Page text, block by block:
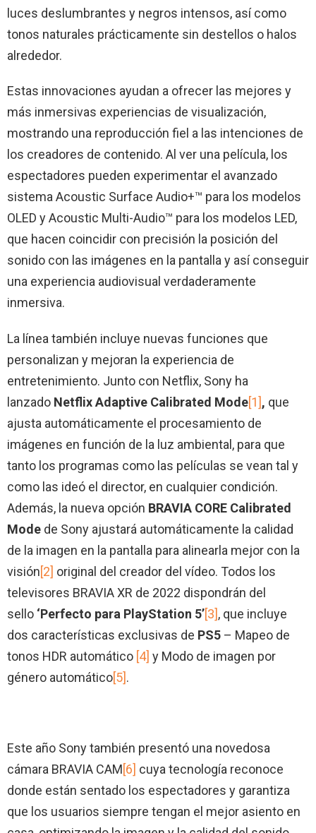
luces deslumbrantes y negros intensos, así como
tonos naturales prácticamente sin destellos o halos
alrededor.
Estas innovaciones ayudan a ofrecer las mejores y
más inmersivas experiencias de visualización,
mostrando una reproducción fiel a las intenciones de
los creadores de contenido. Al ver una película, los
espectadores pueden experimentar el avanzado
sistema Acoustic Surface Audio+™ para los modelos
OLED y Acoustic Multi-Audio™ para los modelos LED,
que hacen coincidir con precisión la posición del
sonido con las imágenes en la pantalla y así conseguir
una experiencia audiovisual verdaderamente
inmersiva.
La línea también incluye nuevas funciones que
personalizan y mejoran la experiencia de
entretenimiento. Junto con Netflix, Sony ha
lanzado Netflix Adaptive Calibrated Mode[1], que
ajusta automáticamente el procesamiento de
imágenes en función de la luz ambiental, para que
tanto los programas como las películas se vean tal y
como las ideó el director, en cualquier condición.
Además, la nueva opción BRAVIA CORE Calibrated
Mode de Sony ajustará automáticamente la calidad
de la imagen en la pantalla para alinearla mejor con la
visión[2] original del creador del vídeo. Todos los
televisores BRAVIA XR de 2022 dispondrán del
sello ‘Perfecto para PlayStation 5’[3], que incluye
dos características exclusivas de PS5 – Mapeo de
tonos HDR automático [4] y Modo de imagen por
género automático[5].
Este año Sony también presentó una novedosa
cámara BRAVIA CAM[6] cuya tecnología reconoce
donde están sentado los espectadores y garantiza
que los usuarios siempre tengan el mejor asiento en